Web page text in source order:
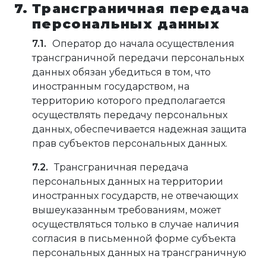
Трансграничная передача
персональных данных
Оператор до начала осуществления
трансграничной передачи персональных
данных обязан убедиться в том, что
иностранным государством, на
территорию которого предполагается
осуществлять передачу персональных
данных, обеспечивается надежная защита
прав субъектов персональных данных.
Трансграничная передача
персональных данных на территории
иностранных государств, не отвечающих
вышеуказанным требованиям, может
осуществляться только в случае наличия
согласия в письменной форме субъекта
персональных данных на трансграничную